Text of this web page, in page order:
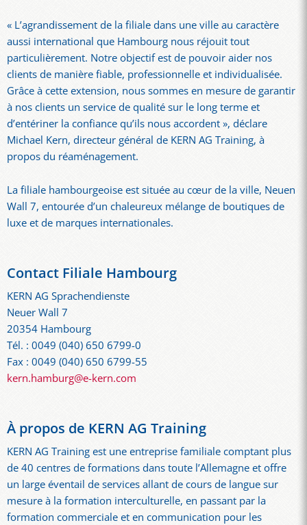
« L’agrandissement de la filiale dans une ville au caractère
aussi international que Hambourg nous réjouit tout
particulièrement. Notre objectif est de pouvoir aider nos
clients de manière fiable, professionnelle et individualisée.
Grâce à cette extension, nous sommes en mesure de garantir
à nos clients un service de qualité sur le long terme et
d’entériner la confiance qu’ils nous accordent », déclare
Michael Kern, directeur général de KERN AG Training, à
propos du réaménagement.
La filiale hambourgeoise est située au cœur de la ville, Neuen
Wall 7, entourée d’un chaleureux mélange de boutiques de
luxe et de marques internationales.
Contact Filiale Hambourg
KERN AG Sprachendienste
Neuer Wall 7
20354 Hambourg
Tél. : 0049 (040) 650 6799-0
Fax : 0049 (040) 650 6799-55
kern.hamburg@e-kern.com
À propos de KERN AG Training
KERN AG Training est une entreprise familiale comptant plus
de 40 centres de formations dans toute l’Allemagne et offre
un large éventail de services allant de cours de langue sur
mesure à la formation interculturelle, en passant par la
formation commerciale et en communication pour les